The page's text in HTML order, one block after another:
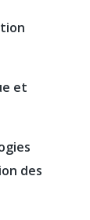
et
des